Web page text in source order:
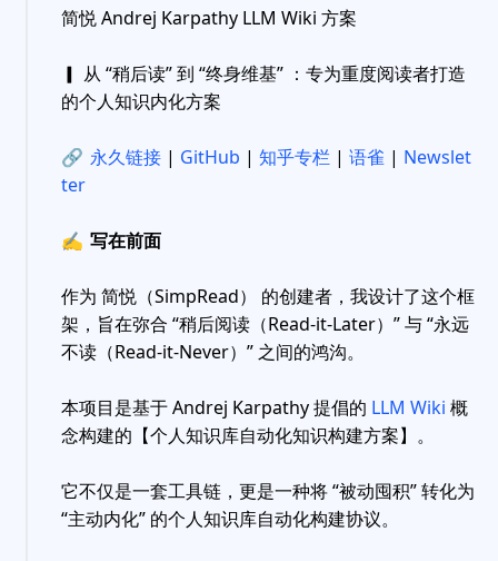
简悦 Andrej Karpathy LLM Wiki 方案
▎ 从 “稍后读” 到 “终身维基” ：专为重度阅读者打造
的个人知识内化方案
🔗 永久链接 | GitHub | 知乎专栏 | 语雀 | Newslet
ter
✍️ 写在前面
作为 简悦（SimpRead） 的创建者，我设计了这个框
架，旨在弥合 “稍后阅读（Read-it-Later）” 与 “永远
不读（Read-it-Never）” 之间的鸿沟。
本项目是基于 Andrej Karpathy 提倡的 LLM Wiki 概
念构建的【个人知识库自动化知识构建方案】。
它不仅是一套工具链，更是一种将 “被动囤积” 转化为
“主动内化” 的个人知识库自动化构建协议。